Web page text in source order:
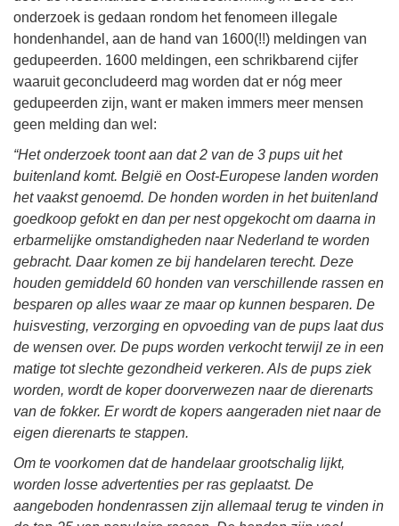
onderzoek is gedaan rondom het fenomeen illegale
hondenhandel, aan de hand van 1600(!!) meldingen van
gedupeerden. 1600 meldingen, een schrikbarend cijfer
waaruit geconcludeerd mag worden dat er nóg meer
gedupeerden zijn, want er maken immers meer mensen
geen melding dan wel:
“Het onderzoek toont aan dat 2 van de 3 pups uit het
buitenland komt. België en Oost-Europese landen worden
het vaakst genoemd. De honden worden in het buitenland
goedkoop gefokt en dan per nest opgekocht om daarna in
erbarmelijke omstandigheden naar Nederland te worden
gebracht. Daar komen ze bij handelaren terecht. Deze
houden gemiddeld 60 honden van verschillende rassen en
besparen op alles waar ze maar op kunnen besparen. De
huisvesting, verzorging en opvoeding van de pups laat dus
de wensen over. De pups worden verkocht terwijl ze in een
matige tot slechte gezondheid verkeren. Als de pups ziek
worden, wordt de koper doorverwezen naar de dierenarts
van de fokker. Er wordt de kopers aangeraden niet naar de
eigen dierenarts te stappen.
Om te voorkomen dat de handelaar grootschalig lijkt,
worden losse advertenties per ras geplaatst. De
aangeboden hondenrassen zijn allemaal terug te vinden in